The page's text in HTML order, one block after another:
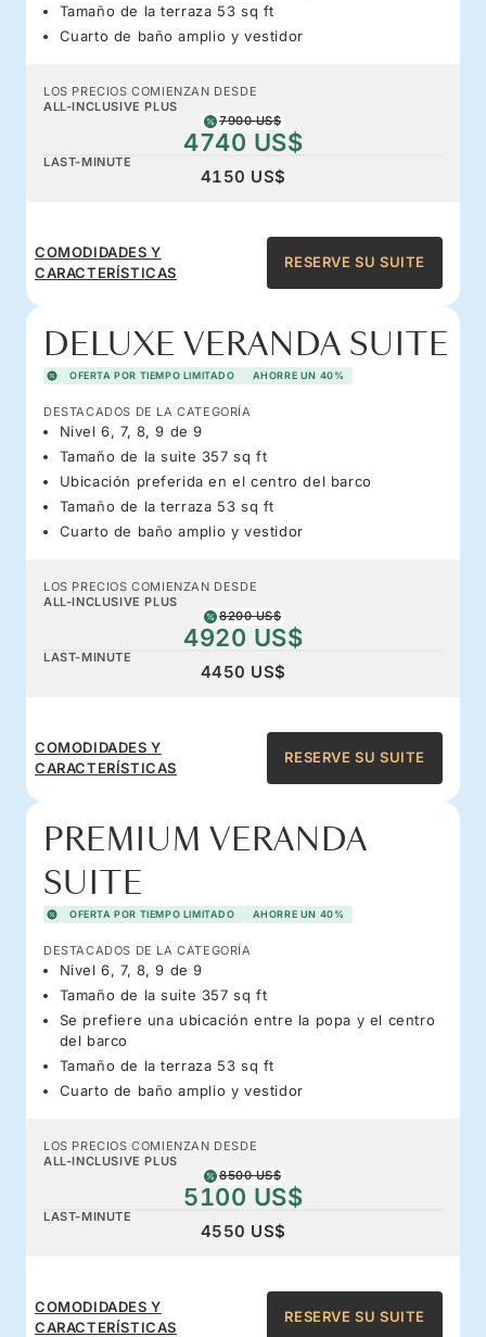
Tamaño de la terraza 53 sq ft
Cuarto de baño amplio y vestidor
LOS PRECIOS COMIENZAN DESDE
ALL-INCLUSIVE PLUS
7900 US$
4740 US$
LAST-MINUTE
4150 US$
COMODIDADES Y
CARACTERÍSTICAS
RESERVE SU SUITE
DELUXE VERANDA SUITE
OFERTA POR TIEMPO LIMITADO AHORRE UN 40%
DESTACADOS DE LA CATEGORÍA
Nivel 6, 7, 8, 9 de 9
Tamaño de la suite 357 sq ft
Ubicación preferida en el centro del barco
Tamaño de la terraza 53 sq ft
Cuarto de baño amplio y vestidor
LOS PRECIOS COMIENZAN DESDE
ALL-INCLUSIVE PLUS
8200 US$
4920 US$
LAST-MINUTE
4450 US$
COMODIDADES Y
CARACTERÍSTICAS
RESERVE SU SUITE
PREMIUM VERANDA
SUITE
OFERTA POR TIEMPO LIMITADO AHORRE UN 40%
DESTACADOS DE LA CATEGORÍA
Nivel 6, 7, 8, 9 de 9
Tamaño de la suite 357 sq ft
Se prefiere una ubicación entre la popa y el centro
del barco
Tamaño de la terraza 53 sq ft
Cuarto de baño amplio y vestidor
LOS PRECIOS COMIENZAN DESDE
ALL-INCLUSIVE PLUS
8500 US$
5100 US$
LAST-MINUTE
4550 US$
COMODIDADES Y
CARACTERÍSTICAS
RESERVE SU SUITE